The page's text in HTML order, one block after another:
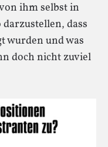
ihm selbst in
dass
wurden und was
doch nicht zuviel